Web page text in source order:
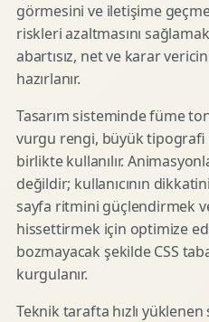
görmesini ve iletişime
riskleri azaltmasını
abartısız, net ve karar
hazırlanır.
Tasarım sisteminde füme
vurgu rengi, büyük
birlikte kullanılır.
değildir; kullanıcının
sayfa ritmini güçlendirmek
hissettirmek için optimize
bozmayacak şekilde CSS
kurgulanır.
Teknik tarafta hızlı